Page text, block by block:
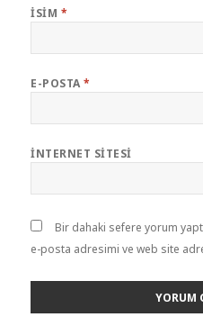
İSIM *
E-POSTA*
İNTERNET SITESI
Bir dahaki sefere yorum
e-posta adresimi ve web site